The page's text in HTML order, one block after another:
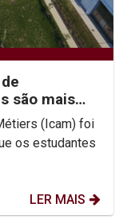
são mais
os estudantes
LER MAIS